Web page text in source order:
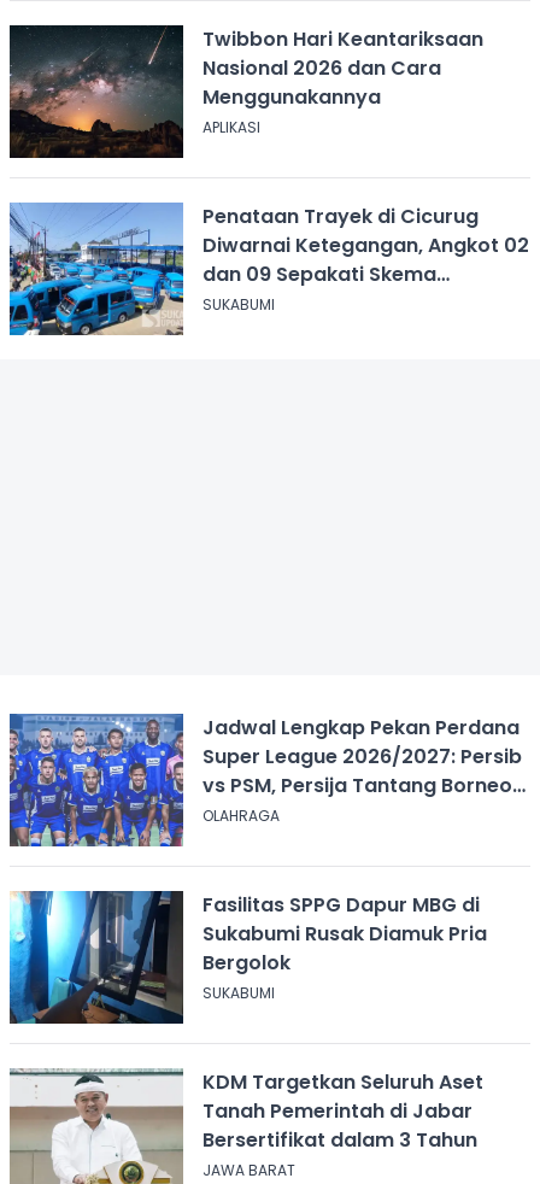
Twibbon Hari Keantariksaan
Nasional 2026 dan Cara
Menggunakannya
APLIKASI
Penataan Trayek di Cicurug
Diwarnai Ketegangan, Angkot 02
dan 09 Sepakati Skema
Sementara
SUKABUMI
Jadwal Lengkap Pekan Perdana
Super League 2026/2027: Persib
vs PSM, Persija Tantang Borneo
FC
OLAHRAGA
Fasilitas SPPG Dapur MBG di
Sukabumi Rusak Diamuk Pria
Bergolok
SUKABUMI
KDM Targetkan Seluruh Aset
Tanah Pemerintah di Jabar
Bersertifikat dalam 3 Tahun
JAWA BARAT